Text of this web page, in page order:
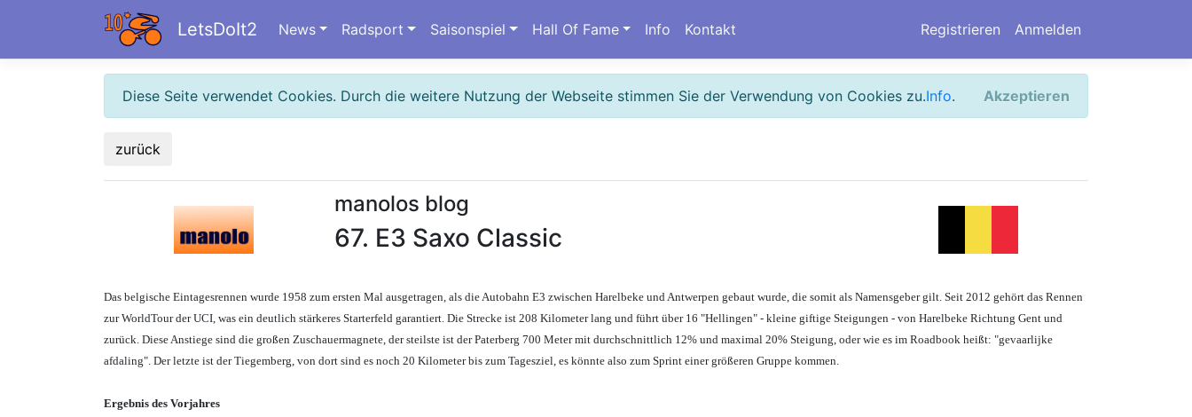
LetsDoIt2 Registrieren Anmelden
News Radsport Saisonspiel Hall Of Fame Info Kontakt
Diese Seite verwendet Cookies. Durch die weitere Nutzung der Webseite stimmen Sie der Verwendung von Cookies zu.Info. Akzeptieren
zurück
manolos blog
67. E3 Saxo Classic
Das belgische Eintagesrennen wurde 1958 zum ersten Mal ausgetragen, als die Autobahn E3 zwischen Harelbeke und Antwerpen gebaut wurde, die somit als Namensgeber gilt. Seit 2012 gehört das Rennen
zur WorldTour der UCI, was ein deutlich stärkeres Starterfeld garantiert. Die Strecke ist 208 Kilometer lang und führt über 16 "Hellingen" - kleine giftige Steigungen - von Harelbeke Richtung Gent und
zurück. Diese Anstiege sind die großen Zuschauermagnete, der steilste ist der Paterberg 700 Meter mit durchschnittlich 12% und maximal 20% Steigung, oder wie es im Roadbook heißt: "gevaarlijke
afdaling". Der letzte ist der Tiegemberg, von dort sind es noch 20 Kilometer bis zum Tagesziel, es könnte also zum Sprint einer größeren Gruppe kommen.
Ergebnis des Vorjahres